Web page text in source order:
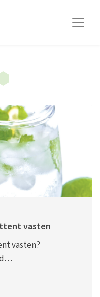
vasten
vasten?